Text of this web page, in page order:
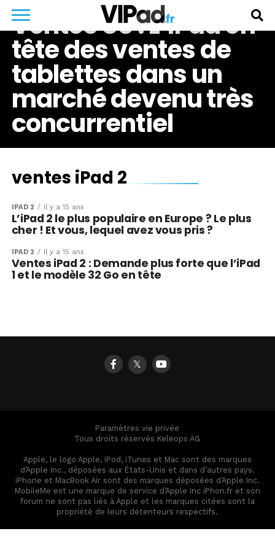
Ventes US : L’iPad en
tête des ventes de
tablettes dans un
marché devenu très
concurrentiel
ventes iPad 2
IPAD 2 Il y a 15 ans
L’iPad 2 le plus populaire en Europe ? Le plus
cher ! Et vous, lequel avez vous pris ?
IPAD 2 Il y a 15 ans
Ventes iPad 2 : Demande plus forte que l’iPad
1 et le modèle 32 Go en tête
𝕏
Paramètres vie privée
Tous droits réservés Keleops AG
Apple, le logo Apple, iPod, iTunes et Mac sont des marques
d’Apple Inc., déposées aux États-Unis et dans d’autres pays.
iPhone et MacBook Air sont des marques déposées d’Apple Inc.
MobileMe est une marque de service d’Apple Inc iPhon.fr et son
forum ne sont pas liés à Apple et les marques citées sont la
propriété de leurs détenteurs respectifs.